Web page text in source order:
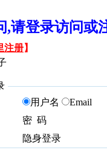
,请登录访问
注册】
用户名
Email
密 码
隐身登录